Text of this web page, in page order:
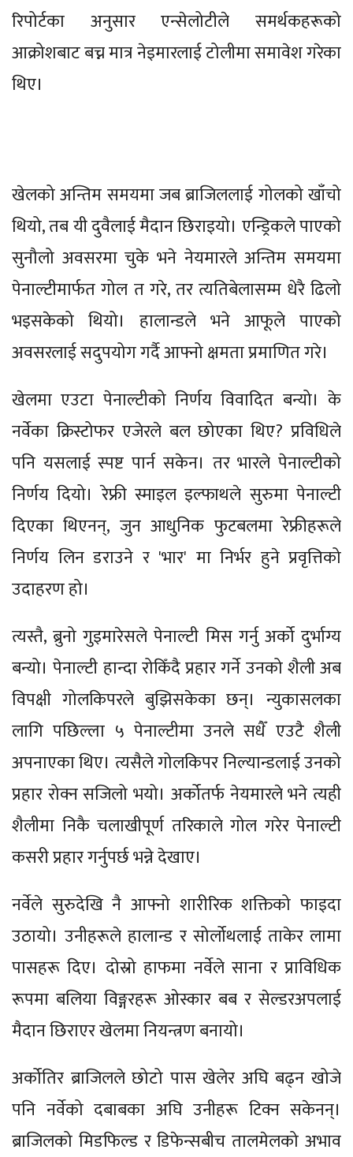
रिपोर्टका अनुसार एन्सेलोटीले समर्थकहरूको
आक्रोशबाट बच्न मात्र नेइमारलाई टोलीमा समावेश गरेका
थिए।
खेलको अन्तिम समयमा जब ब्राजिललाई गोलको खाँचो
थियो, तब यी दुवैलाई मैदान छिराइयो। एन्ड्रिकले पाएको
सुनौलो अवसरमा चुके भने नेयमारले अन्तिम समयमा
पेनाल्टीमार्फत गोल त गरे, तर त्यतिबेलासम्म धेरै ढिलो
भइसकेको थियो। हालान्डले भने आफूले पाएको
अवसरलाई सदुपयोग गर्दै आफ्नो क्षमता प्रमाणित गरे।
खेलमा एउटा पेनाल्टीको निर्णय विवादित बन्यो। के
नर्वेका क्रिस्टोफर एजेरले बल छोएका थिए? प्रविधिले
पनि यसलाई स्पष्ट पार्न सकेन। तर भारले पेनाल्टीको
निर्णय दियो। रेफ्री स्माइल इल्फाथले सुरुमा पेनाल्टी
दिएका थिएनन्, जुन आधुनिक फुटबलमा रेफ्रीहरूले
निर्णय लिन डराउने र 'भार' मा निर्भर हुने प्रवृत्तिको
उदाहरण हो।
त्यस्तै, ब्रुनो गुइमारेसले पेनाल्टी मिस गर्नु अर्को दुर्भाग्य
बन्यो। पेनाल्टी हान्दा रोकिँदै प्रहार गर्ने उनको शैली अब
विपक्षी गोलकिपरले बुझिसकेका छन्। न्युकासलका
लागि पछिल्ला ५ पेनाल्टीमा उनले सधैँ एउटै शैली
अपनाएका थिए। त्यसैले गोलकिपर निल्यान्डलाई उनको
प्रहार रोक्न सजिलो भयो। अर्कोतर्फ नेयमारले भने त्यही
शैलीमा निकै चलाखीपूर्ण तरिकाले गोल गरेर पेनाल्टी
कसरी प्रहार गर्नुपर्छ भन्ने देखाए।
नर्वेले सुरुदेखि नै आफ्नो शारीरिक शक्तिको फाइदा
उठायो। उनीहरूले हालान्ड र सोर्लोथलाई ताकेर लामा
पासहरू दिए। दोस्रो हाफमा नर्वेले साना र प्राविधिक
रूपमा बलिया विङ्गरहरू ओस्कार बब र सेल्डरअपलाई
मैदान छिराएर खेलमा नियन्त्रण बनायो।
अर्कोतिर ब्राजिलले छोटो पास खेलेर अघि बढ्न खोजे
पनि नर्वेको दबाबका अघि उनीहरू टिक्न सकेनन्।
ब्राजिलको मिडफिल्ड र डिफेन्सबीच तालमेलको अभाव